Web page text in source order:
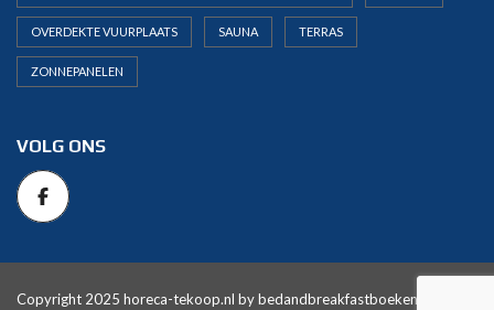
OVERDEKTE VUURPLAATS SAUNA TERRAS
ZONNEPANELEN
VOLG ONS
Copyright 2025 horeca-tekoop.nl bybedandbreakfastboeken.nl